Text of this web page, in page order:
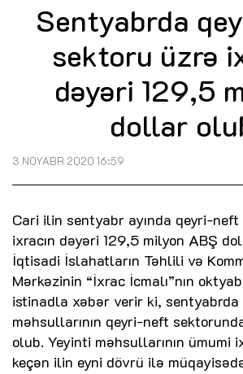
Sentyabrda
sektoru üzrə
dəyəri 129,5
dollar
3 NOYABR 2020 16:59
Cari ilin sentyabr ayında qeyri-
ixracın dəyəri 129,5 milyon ABŞ
İqtisadi İslahatların Təhlili və
Mərkəzinin “İxrac İcmalı”nın
istinadla xəbər verir ki, sentyabrda
məhsullarının qeyri-neft
olub. Yeyinti məhsullarının ümumi
keçən ilin eyni dövrü ilə